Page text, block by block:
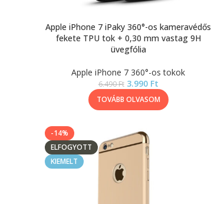
Apple iPhone 7 iPaky 360°-os kameravédős
fekete TPU tok + 0,30 mm vastag 9H
üvegfólia
Apple iPhone 7 360°-os tokok
6.490Ft 3.990 Ft
TOVÁBB OLVASOM
-14%
ELFOGYOTT
KIEMELT